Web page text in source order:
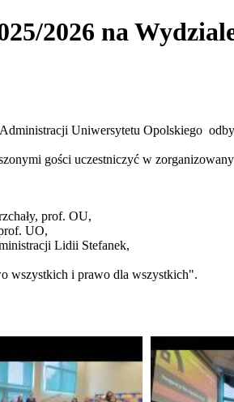
2026 na
Uniwersytetu Opolskiego
gości uczestniczyć w
prof. OU,
UO,
Lidii Stefanek,
wszystkich i prawo dla wszystkich".